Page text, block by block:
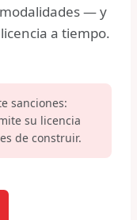
— y
a tiempo.
sanciones:
su licencia
de construir.